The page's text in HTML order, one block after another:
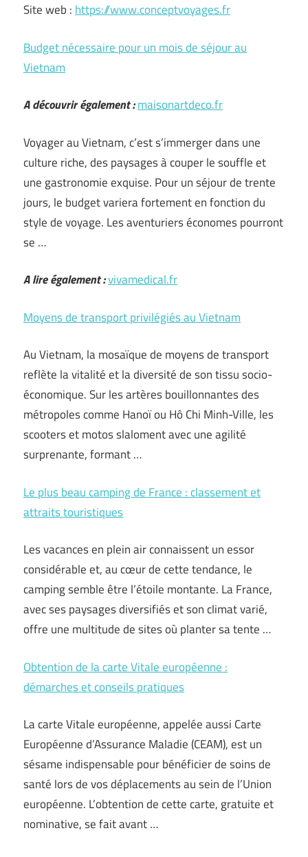
Site web : https://www.conceptvoyages.fr
Budget nécessaire pour un mois de séjour au
Vietnam
A découvrir également :maisonartdeco.fr
Voyager au Vietnam, c’est s’immerger dans une
culture riche, des paysages à couper le souffle et
une gastronomie exquise. Pour un séjour de trente
jours, le budget variera fortement en fonction du
style de voyage. Les aventuriers économes pourront
se …
A lire également :vivamedical.fr
Moyens de transport privilégiés au Vietnam
Au Vietnam, la mosaïque de moyens de transport
reflète la vitalité et la diversité de son tissu socio-
économique. Sur les artères bouillonnantes des
métropoles comme Hanoï ou Hô Chi Minh-Ville, les
scooters et motos slaloment avec une agilité
surprenante, formant …
Le plus beau camping de France : classement et
attraits touristiques
Les vacances en plein air connaissent un essor
considérable et, au cœur de cette tendance, le
camping semble être l’étoile montante. La France,
avec ses paysages diversifiés et son climat varié,
offre une multitude de sites où planter sa tente …
Obtention de la carte Vitale européenne :
démarches et conseils pratiques
La carte Vitale européenne, appelée aussi Carte
Européenne d’Assurance Maladie (CEAM), est un
sésame indispensable pour bénéficier de soins de
santé lors de vos déplacements au sein de l’Union
européenne. L’obtention de cette carte, gratuite et
nominative, se fait avant …